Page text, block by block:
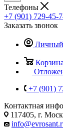
Телефоны
+7 (901) 729-45-
Заказать звонок
Личный
Корзина
+7 (901)
Контактная
117405, г.